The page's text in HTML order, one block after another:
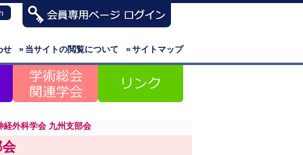
»サイトマップ
»当サイトの閲覧について
せ
経外科学会 九州支部会